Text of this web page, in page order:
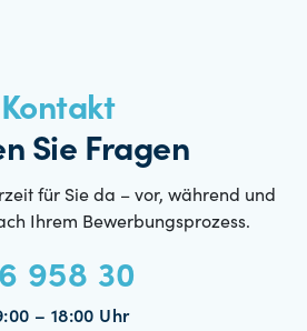
Kontakt
Sie Fragen
für Sie da – vor, während und
Ihrem Bewerbungsprozess.
958 30
– 18:00 Uhr